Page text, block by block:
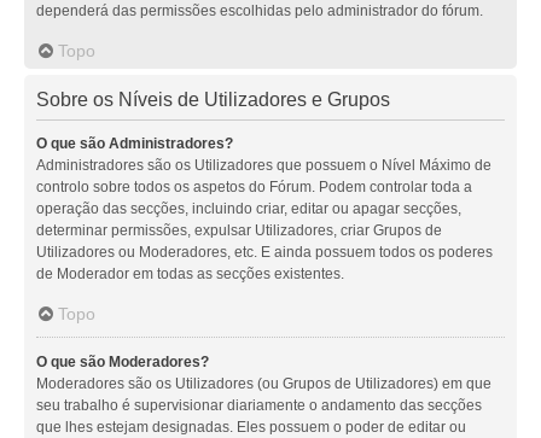
dependerá das permissões escolhidas pelo administrador do fórum.
Topo
Sobre os Níveis de Utilizadores e Grupos
O que são Administradores?
Administradores são os Utilizadores que possuem o Nível Máximo de
controlo sobre todos os aspetos do Fórum. Podem controlar toda a
operação das secções, incluindo criar, editar ou apagar secções,
determinar permissões, expulsar Utilizadores, criar Grupos de
Utilizadores ou Moderadores, etc. E ainda possuem todos os poderes
de Moderador em todas as secções existentes.
Topo
O que são Moderadores?
Moderadores são os Utilizadores (ou Grupos de Utilizadores) em que
seu trabalho é supervisionar diariamente o andamento das secções
que lhes estejam designadas. Eles possuem o poder de editar ou